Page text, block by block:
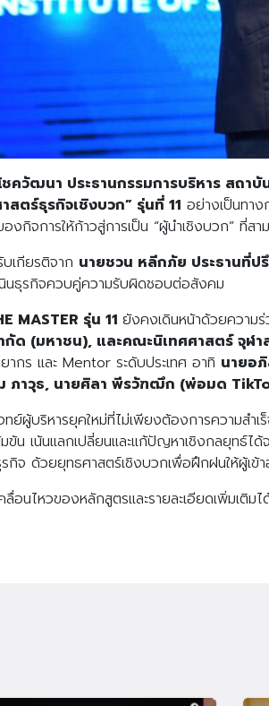
ควัฒนา ประธานกรรมการบริหาร สถาบั
สตร์ธุรกิจเชิงบวก” รุ่นที่ 11 อย่างเป็นทา
องกิจการให้ก้าวสู่การเป็น “ผู้นำเชิงบวก” ที่
เกียรติจาก นายชวน หลีกภัย ประธานที่
นินธุรกิจควบคู่ความรับผิดชอบต่อสังคม
MASTER รุ่น 11 ยังคงเดินหน้าด้วยความ
กัด (มหาชน), และคณะนิเทศศาสตร์ จุฬ
ากร และ Mentor ระดับประเทศ อาทิ นายอ
ภาวุธ, นายศิลา พีรวัฑฒึก (พ่อมด
ทย์ผู้บริหารยุคใหม่ที่ไม่เพียงต้องการความส
มข้น เน้นแลกเปลี่ยนและแก้ปัญหาเชิงกลยุทธ์
กิจ ด้วยยุทธศาสตร์เชิงบวกเพื่อฝึกฝนให้ผู้เข้
อนไหวของหลักสูตรและรายละเอียดเพิ่มเติมไ